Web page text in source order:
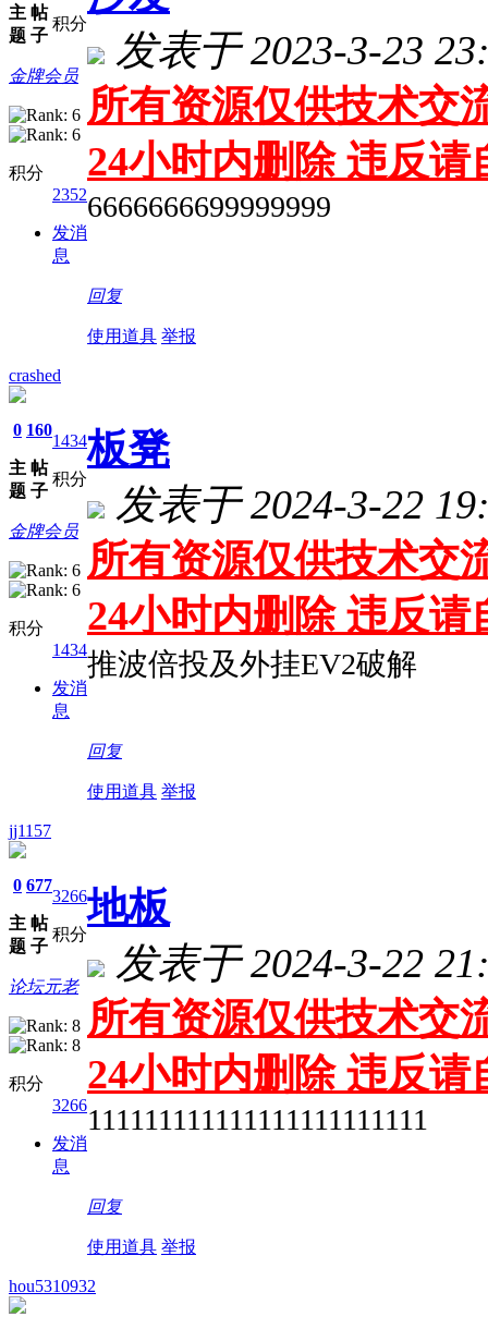
主
题
帖
子
积分
金牌会员
积分
2352
发消
息
发表于 2023-3-23
所有资源仅供技术交
24小时内删除 违反
6666666699999999
回复
使用道具 举报
crashed
0
主
题
160
帖
子
1434
积分
金牌会员
积分
1434
发消
息
板凳
发表于 2024-3-22
所有资源仅供技术交
24小时内删除 违反
推波倍投及外挂EV2破解
回复
使用道具 举报
jj1157
0
主
题
677
帖
子
3266
积分
论坛元老
积分
3266
发消
息
地板
发表于 2024-3-22
所有资源仅供技术交
24小时内删除 违反
111111111111111111111111
回复
使用道具 举报
hou5310932